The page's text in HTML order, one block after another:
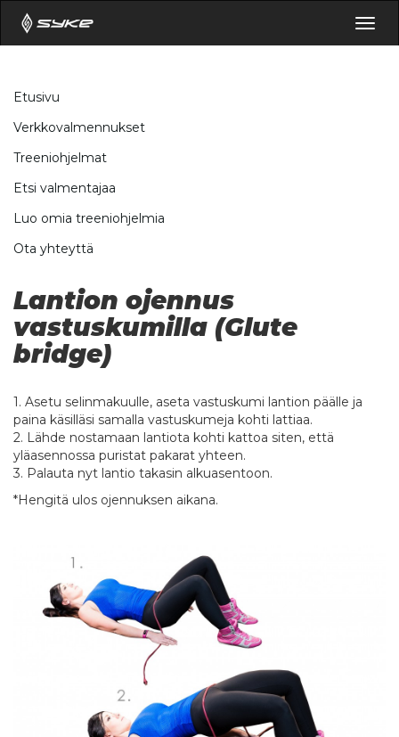
Etusivu
Verkkovalmennukset
Treeniohjelmat
Etsi valmentajaa
Luo omia treeniohjelmia
Ota yhteyttä
Lantion ojennus
vastuskumilla (Glute
bridge)
1. Asetu selinmakuulle, aseta vastuskumi lantion päälle ja
paina käsilläsi samalla vastuskumeja kohti lattiaa.
2. Lähde nostamaan lantiota kohti kattoa siten, että
yläasennossa puristat pakarat yhteen.
3. Palauta nyt lantio takasin alkuasentoon.
*Hengitä ulos ojennuksen aikana.